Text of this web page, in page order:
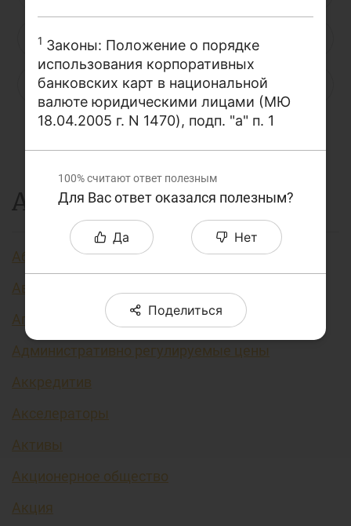
О проекте
Поиск по сайту
Карта сайта
Н
Ф Х Ц Ч Ш Щ
Ю Я ...
А
Аббревиатура финансовых технологий
Авторизация
Агент финансовый
Административно регулируемые цены
Аккредитив
Акселераторы
Активы
Акционерное общество
Акция
1 Законы: Положение о порядке
использования корпоративных
банковских карт в национальной
валюте юридическими лицами (МЮ
18.04.2005 г. N 1470), подп. "а" п. 1
100%считают ответ полезным
Для Вас ответ оказался полезным?
Да Нет
Поделиться